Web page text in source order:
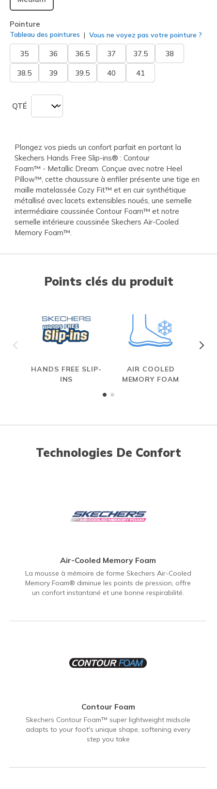
Pointure
Tableau des pointures Vous ne voyez pas votre pointure ?
35 36 36.5 37 37.5 38
38.5 39 39.5 40 41
QTÉ
Plongez vos pieds un confort parfait en portant la
Skechers Hands Free Slip-ins® : Contour
Foam™ - Metallic Dream. Conçue avec notre Heel
Pillow™, cette chaussure à enfiler présente une tige en
maille matelassée Cozy Fit™ et en cuir synthétique
métallisé avec lacets extensibles noués, une semelle
intermédiaire coussinée Contour Foam™ et notre
semelle intérieure coussinée Skechers Air-Cooled
Memory Foam™.
Points clés du produit
HANDS FREE SLIP-
INS
AIR COOLED
MEMORY FOAM
Technologies De Confort
Air-Cooled Memory Foam
La mousse à mémoire de forme Skechers Air-Cooled
Memory Foam® diminue les points de pression, offre
un confort instantané et une bonne respirabilité.
Contour Foam
Skechers Contour Foam™ super lightweight midsole
adapts to your foot's unique shape, softening every
step you take